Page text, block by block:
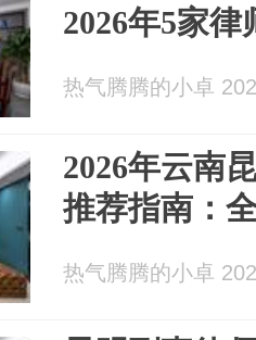
2026年5家
热气腾腾的小卓
2026年云南
推荐指南：
热气腾腾的小卓